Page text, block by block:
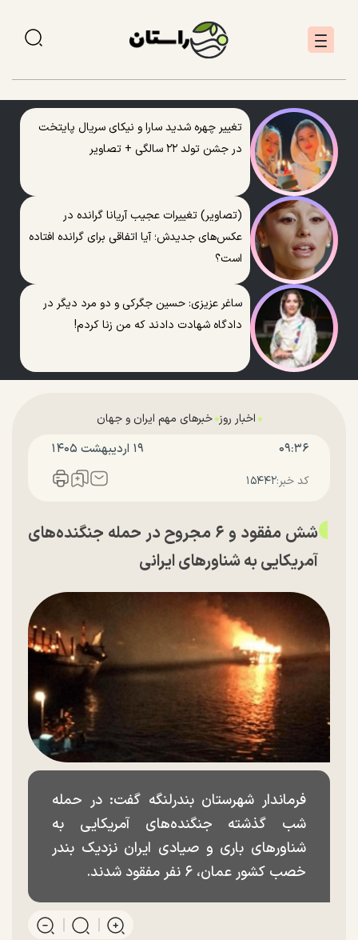
تغییر چهره شدید سارا و نیکای سریال پایتخت
در جشن تولد ۲۲ سالگی + تصاویر
(تصاویر) تغییرات عجیب آریانا گرانده در
عکس‌های جدیدش؛ آیا اتفاقی برای گرانده افتاده
است؟
ساغر عزیزی: حسین جگرکی و دو مرد دیگر در
دادگاه شهادت دادند که من زنا کردم!
اخبار روز خبرهای مهم ایران و جهان
۰۹:۳۶ ۱۹ ارديبهشت ۱۴۰۵
کد خبر:۱۵۴۴۲
شش مفقود و ۶ مجروح در حمله جنگنده‌های
آمریکایی به شناور‌های ایرانی
فرماندار شهرستان بندرلنگه گفت: در حمله
شب گذشته جنگنده‌های آمریکایی به
شناور‌های باری و صیادی ایران نزدیک بندر
خصب کشور عمان، ۶ نفر مفقود شدند.